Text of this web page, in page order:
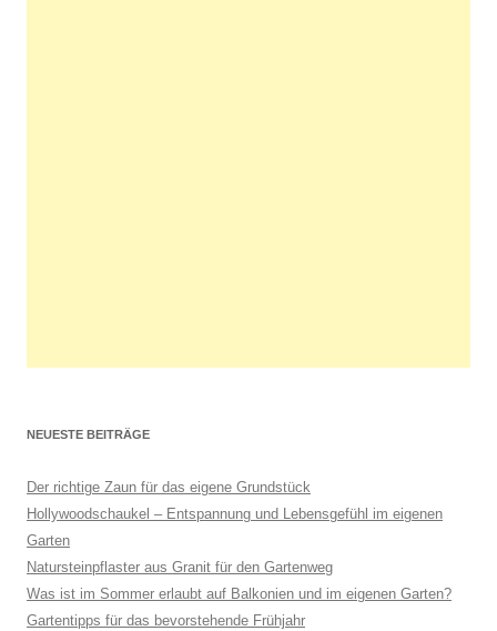
NEUESTE BEITRÄGE
Der richtige Zaun für das eigene Grundstück
Hollywoodschaukel – Entspannung und Lebensgefühl im eigenen
Garten
Natursteinpflaster aus Granit für den Gartenweg
Was ist im Sommer erlaubt auf Balkonien und im eigenen Garten?
Gartentipps für das bevorstehende Frühjahr